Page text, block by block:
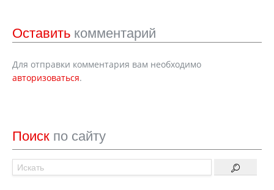
Оставить комментарий
Для отправки комментария вам необходимо
авторизоваться.
Поиск по сайту